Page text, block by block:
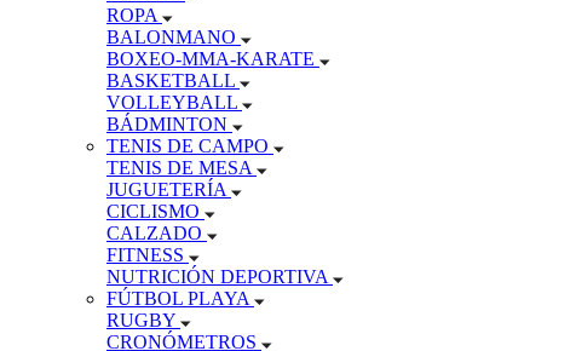
ROPA
BALONMANO
BOXEO-MMA-KARATE
BASKETBALL
VOLLEYBALL
BÁDMINTON
TENIS DE CAMPO
TENIS DE MESA
JUGUETERÍA
CICLISMO
CALZADO
FITNESS
NUTRICIÓN DEPORTIVA
FÚTBOL PLAYA
RUGBY
CRONÓMETROS